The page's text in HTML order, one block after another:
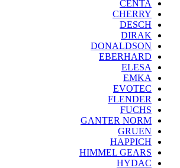
CENTA
CHERRY
DESCH
DIRAK
DONALDSON
EBERHARD
ELESA
EMKA
EVOTEC
FLENDER
FUCHS
GANTER NORM
GRUEN
HAPPICH
HIMMEL GEARS
HYDAC